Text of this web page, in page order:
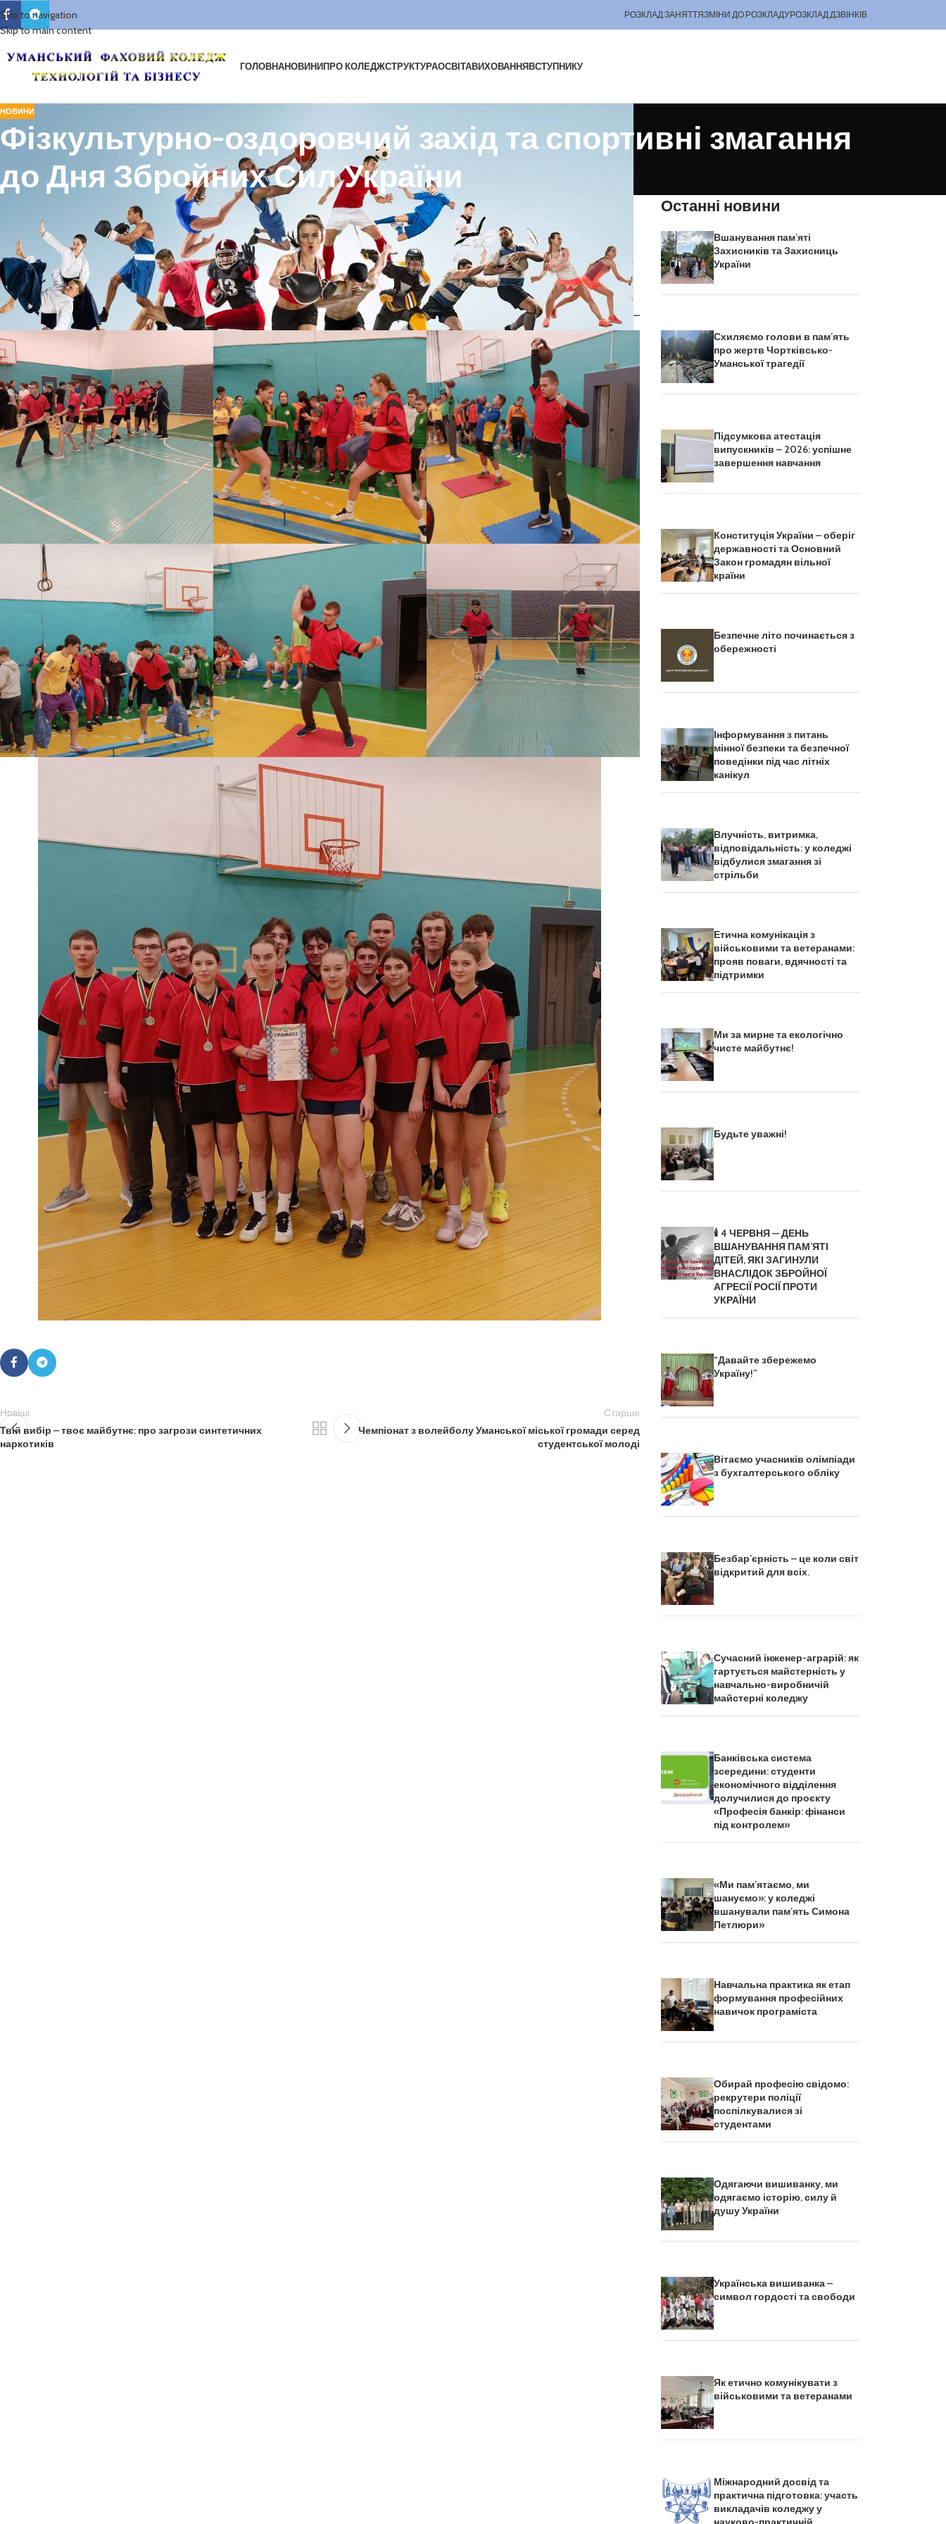
Skip to navigation
Skip to main content
РОЗКЛАД ЗАНЯТТЯЗМІНИ ДО РОЗКЛАДУРОЗКЛАД ДЗВІНКІВ
ГОЛОВНАНОВИНИПРО КОЛЕДЖСТРУКТУРАОСВІТАВИХОВАННЯВСТУПНИКУ
НОВИНИ
Фізкультурно-оздоровчий захід та спортивні змагання
до Дня Збройних Сил України
На базі УДПУ імені Павла Тичини з нагоди Дня Збройних Сил України відбувся фізкультурно-оздоровчий захід та низка спортивних змагань.
У події взяли участь юнаки та дівчата закладів вищої, фахової передвищої та професійно-технічної освіти Умані та громади.
Наші студенти також долучилися до змагань, продемонструвавши активність, спортивний запал і командний дух. Участь у таких заходах
сприяє популяризації здорового способу життя, розвитку фізичної культури та підтримці патріотичного виховання молоді.
Дякуємо організаторам за змістовний захід і бажаємо всім учасникам нових спортивних успіхів!
Новіші
Твій вибір – твоє майбутнє: про загрози синтетичних
наркотиків
Старше
Чемпіонат з волейболу Уманської міської громади серед
студентської молоді
Останні новини
Вшанування пам’яті
Захисників та Захисниць
України
Схиляємо голови в пам’ять
про жертв Чортківсько-
Уманської трагедії
Підсумкова атестація
випускників – 2026: успішне
завершення навчання
Конституція України – оберіг
державності та Основний
Закон громадян вільної
країни
Безпечне літо починається з
обережності
Інформування з питань
мінної безпеки та безпечної
поведінки під час літніх
канікул
Влучність, витримка,
відповідальність: у коледжі
відбулися змагання зі
стрільби
Етична комунікація з
військовими та ветеранами:
прояв поваги, вдячності та
підтримки
Ми за мирне та екологічно
чисте майбутнє!
Будьте уважні!
🕯️ 4 ЧЕРВНЯ — ДЕНЬ
ВШАНУВАННЯ ПАМ’ЯТІ
ДІТЕЙ, ЯКІ ЗАГИНУЛИ
ВНАСЛІДОК ЗБРОЙНОЇ
АГРЕСІЇ РОСІЇ ПРОТИ
УКРАЇНИ
“Давайте збережемо
Україну!”
Вітаємо учасників олімпіади
з бухгалтерського обліку
Безбар’єрність – це коли світ
відкритий для всіх.
Сучасний інженер-аграрій: як
гартується майстерність у
навчально-виробничій
майстерні коледжу
Банківська система
зсередини: студенти
економічного відділення
долучилися до проєкту
«Професія банкір: фінанси
під контролем»
«Ми пам’ятаємо, ми
шануємо»: у коледжі
вшанували пам’ять Симона
Петлюри»
Навчальна практика як етап
формування професійних
навичок програміста
Обирай професію свідомо:
рекрутери поліції
поспілкувалися зі
студентами
Одягаючи вишиванку, ми
одягаємо історію, силу й
душу України
Українська вишиванка –
символ гордості та свободи
Як етично комунікувати з
військовими та ветеранами
Міжнародний досвід та
практична підготовка: участь
викладачів коледжу у